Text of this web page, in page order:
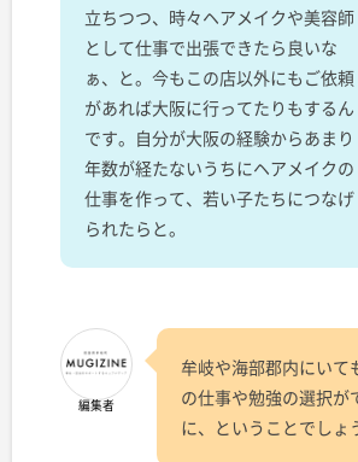
立ちつつ、時々ヘアメイクや美容師
として仕事で出張できたら良いな
ぁ、と。今もこの店以外にもご依頼
があれば大阪に行ってたりもするん
です。自分が大阪の経験からあまり
年数が経たないうちにヘアメイクの
仕事を作って、若い子たちにつなげ
られたらと。
編集者
牟岐や海部郡内にいて
の仕事や勉強の選択が
に、ということでしょ